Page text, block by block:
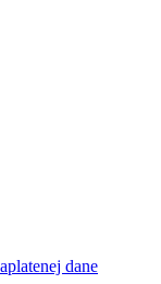
dane